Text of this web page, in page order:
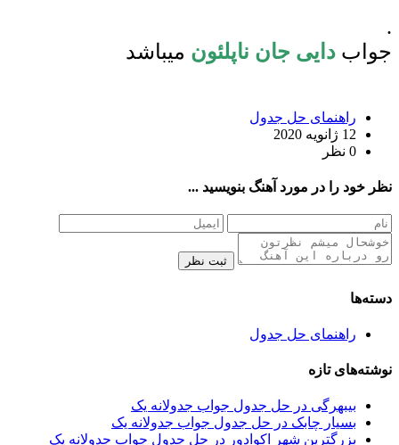
.
جواب دایی جان ناپلئون میباشد
راهنمای حل جدول
12 ژانویه 2020
0 نظر
نظر خود را در مورد آهنگ بنویسید ...
ثبت نظر
دسته‌ها
راهنمای حل جدول
نوشته‌های تازه
بیبهرگی در حل جدول جواب جدولانه یک
بسیار چابک در حل جدول جواب جدولانه یک
بزرگترین شهر اکوادور در حل جدول جواب جدولانه یک